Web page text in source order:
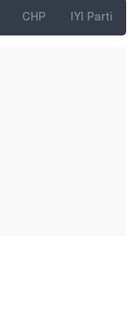
CHP IYI Parti